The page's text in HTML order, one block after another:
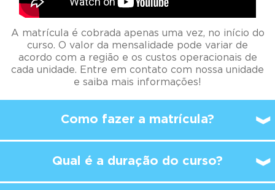
A matrícula é cobrada apenas uma vez, no início do
curso. O valor da mensalidade pode variar de
acordo com a região e os custos operacionais de
cada unidade. Entre em contato com nossa unidade
e saiba mais informações!
Como fazer a matrícula?
Qual é a duração do curso?